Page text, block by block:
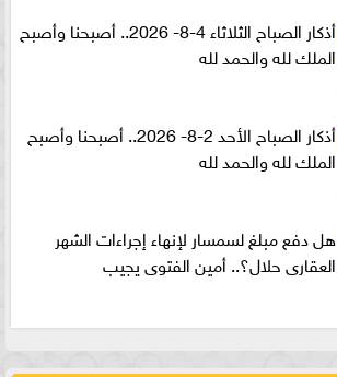
أذكار الصباح الثلاثاء 4-8- 2026.. أصبحنا وأصبح
الملك لله والحمد لله
أذكار الصباح الأحد 2-8- 2026.. أصبحنا وأصبح
الملك لله والحمد لله
هل دفع مبلغ لسمسار لإنهاء إجراءات الشهر
العقارى حلال؟.. أمين الفتوى يجيب